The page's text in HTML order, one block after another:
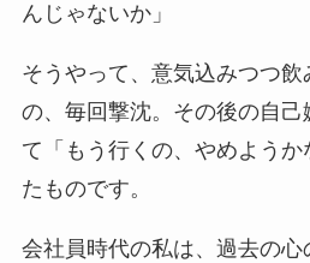
んじゃないか」
そうやって、意気込みつつ
の、毎回撃沈。その後の自
て「もう行くの、やめよう
たものです。
会社員時代の私は、過去の心